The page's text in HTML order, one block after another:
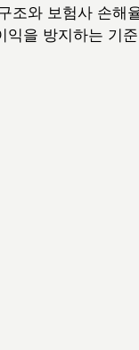
조와 보험사 손해
익을 방지하는 기